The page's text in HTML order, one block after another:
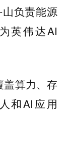
负责能源
英伟达AI
盖算力、存
和AI应用